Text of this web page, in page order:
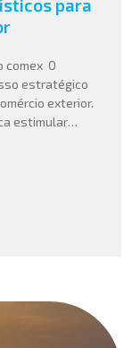
para
comex O
estratégico
exterior.
estimular
e exportação,